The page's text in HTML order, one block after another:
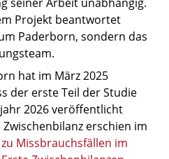
– Eine
Einordnung.
Lorenz Jaeger
Die
12. März 2026
vorgestellt. Das
von
Priesching
(2003 -
Anfang 2020
Hans-Josef
Teilprojekt
im
zur von 1941 bis
ist geplant,
um Interviews
Zeitzeugen
Projekt beantwortet
Paderborn, sondern das
hat im März 2025
der erste Teil der Studie
2026 veröffentlicht
erschien im
Missbrauchsfällen im